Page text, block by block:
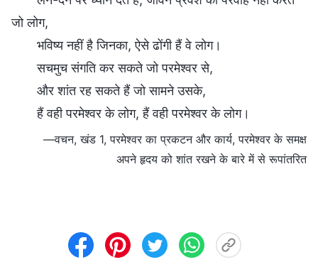
जो लोग,
भविष्य नहीं है जिनका, ऐसे ढोंगी हैं वे लोग।
सचमुच संगति कर सकते जो परमेश्वर से,
और शांत रह सकते हैं जो सामने उसके,
हैं वही परमेश्वर के लोग, हैं वही परमेश्वर के लोग।
—वचन, खंड 1, परमेश्वर का प्रकटन और कार्य, परमेश्वर के समक्ष
अपने हृदय को शांत रखने के बारे में से रूपांतरित